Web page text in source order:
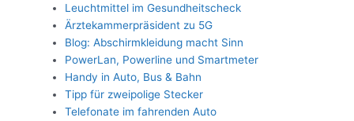
Leuchtmittel im Gesundheitscheck
Ärztekammerpräsident zu 5G
Blog: Abschirmkleidung macht Sinn
PowerLan, Powerline und Smartmeter
Handy in Auto, Bus & Bahn
Tipp für zweipolige Stecker
Telefonate im fahrenden Auto